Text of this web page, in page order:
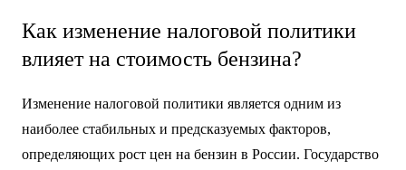
Как изменение налоговой политики
влияет на стоимость бензина?
Изменение налоговой политики является одним из
наиболее стабильных и предсказуемых факторов,
определяющих рост цен на бензин в России. Государство